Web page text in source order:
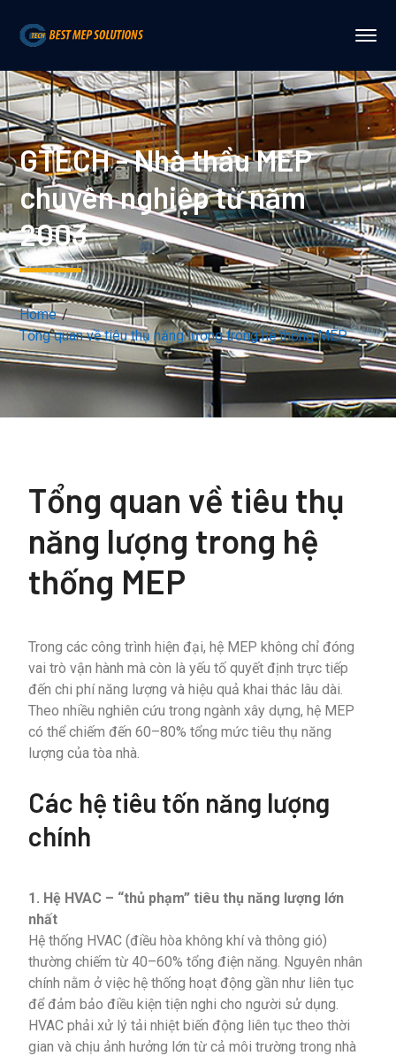
GTECH - Nhà thầu MEP
chuyên nghiệp từ năm
2003
Home
Tổng quan về tiêu thụ năng lượng trong hệ thống MEP
Tổng quan về tiêu thụ
năng lượng trong hệ
thống MEP
Trong các công trình hiện đại, hệ MEP không chỉ đóng
vai trò vận hành mà còn là yếu tố quyết định trực tiếp
đến chi phí năng lượng và hiệu quả khai thác lâu dài.
Theo nhiều nghiên cứu trong ngành xây dựng, hệ MEP
có thể chiếm đến 60–80% tổng mức tiêu thụ năng
lượng của tòa nhà.
Các hệ tiêu tốn năng lượng
chính
1. Hệ HVAC – “thủ phạm” tiêu thụ năng lượng lớn
nhất
Hệ thống HVAC (điều hòa không khí và thông gió)
thường chiếm từ 40–60% tổng điện năng. Nguyên nhân
chính nằm ở việc hệ thống hoạt động gần như liên tục
để đảm bảo điều kiện tiện nghi cho người sử dụng.
HVAC phải xử lý tải nhiệt biến động liên tục theo thời
gian và chịu ảnh hưởng lớn từ cả môi trường trong nhà